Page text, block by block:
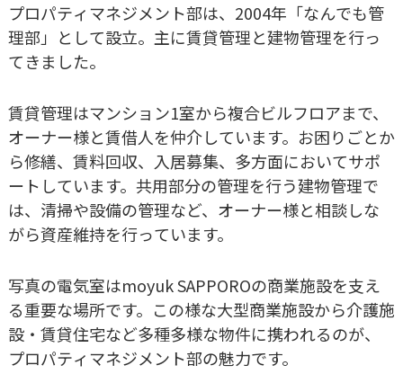
プロパティマネジメント部は、2004年「なんでも管
理部」として設立。主に賃貸管理と建物管理を行っ
てきました。
賃貸管理はマンション1室から複合ビルフロアまで、
オーナー様と賃借人を仲介しています。お困りごとか
ら修繕、賃料回収、入居募集、多方面においてサポ
ートしています。共用部分の管理を行う建物管理で
は、清掃や設備の管理など、オーナー様と相談しな
がら資産維持を行っています。
写真の電気室はmoyuk SAPPOROの商業施設を支え
る重要な場所です。この様な大型商業施設から介護施
設・賃貸住宅など多種多様な物件に携われるのが、
プロパティマネジメント部の魅力です。